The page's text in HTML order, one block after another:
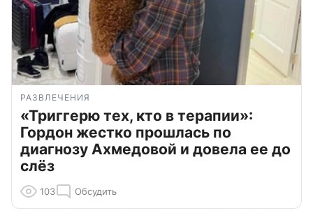
РАЗВЛЕЧЕНИЯ
«Триггерю тех, кто в терапии»:
Гордон жестко прошлась по
диагнозу Ахмедовой и довела ее до
слёз
103 Обсудить